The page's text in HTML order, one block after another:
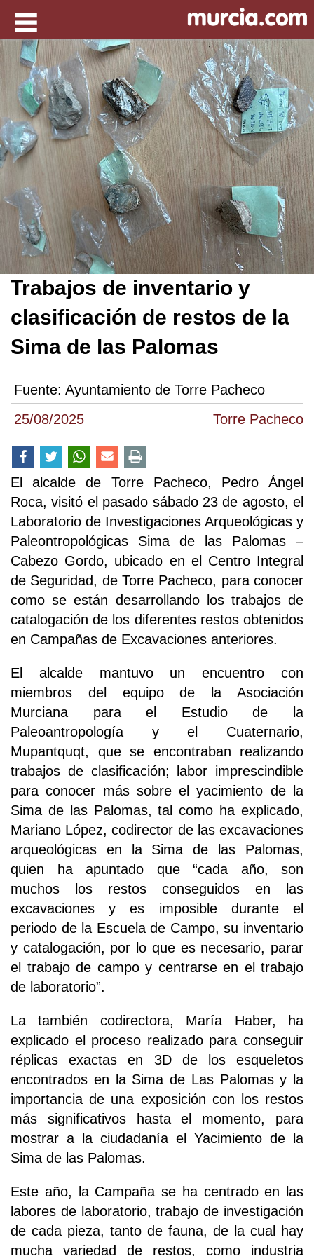
25/08/2025 Torre Pacheco
Trabajos de inventario y
clasificación de restos de la
Sima de las Palomas
Fuente: Ayuntamiento de Torre Pacheco
El alcalde de Torre Pacheco, Pedro Ángel
Roca, visitó el pasado sábado 23 de agosto, el
Laboratorio de Investigaciones Arqueológicas y
Paleontropológicas Sima de las Palomas –
Cabezo Gordo, ubicado en el Centro Integral
de Seguridad, de Torre Pacheco, para conocer
como se están desarrollando los trabajos de
catalogación de los diferentes restos obtenidos
en Campañas de Excavaciones anteriores.
El alcalde mantuvo un encuentro con
miembros del equipo de la Asociación
Murciana para el Estudio de la
Paleoantropología y el Cuaternario,
Mupantquqt, que se encontraban realizando
trabajos de clasificación; labor imprescindible
para conocer más sobre el yacimiento de la
Sima de las Palomas, tal como ha explicado,
Mariano López, codirector de las excavaciones
arqueológicas en la Sima de las Palomas,
quien ha apuntado que “cada año, son
muchos los restos conseguidos en las
excavaciones y es imposible durante el
periodo de la Escuela de Campo, su inventario
y catalogación, por lo que es necesario, parar
el trabajo de campo y centrarse en el trabajo
de laboratorio”.
La también codirectora, María Haber, ha
explicado el proceso realizado para conseguir
réplicas exactas en 3D de los esqueletos
encontrados en la Sima de Las Palomas y la
importancia de una exposición con los restos
más significativos hasta el momento, para
mostrar a la ciudadanía el Yacimiento de la
Sima de las Palomas.
Este año, la Campaña se ha centrado en las
labores de laboratorio, trabajo de investigación
de cada pieza, tanto de fauna, de la cual hay
mucha variedad de restos, como industria